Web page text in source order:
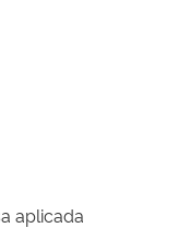
aplicada